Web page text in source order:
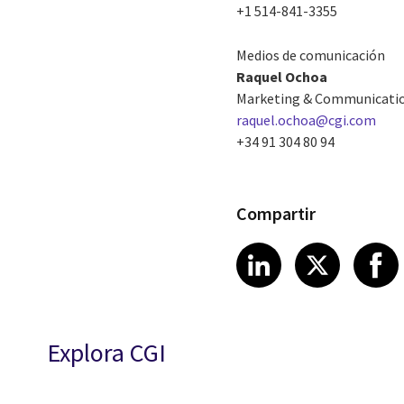
+1 514-841-3355
Medios de comunicación
Raquel Ochoa
Marketing &
raquel.ochoa@cgi.com
+34 91 304 80 94
Compartir
Share article
LinkedIn
Share
X
Explora CGI